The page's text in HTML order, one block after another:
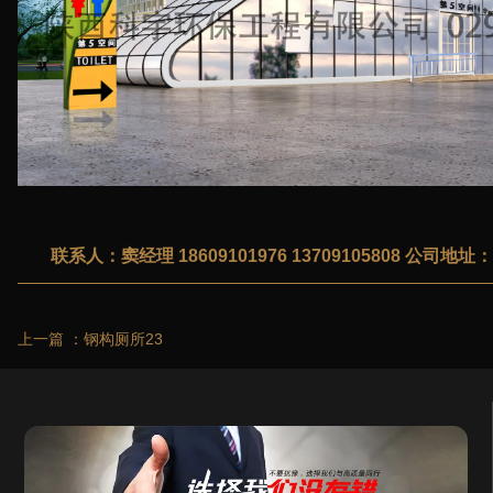
联系人：窦经理 18609101976 13709105808 公司地址
上一篇 ： 钢构厕所23